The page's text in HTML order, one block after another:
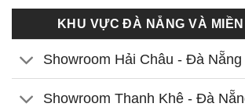
KHU VỰC ĐÀ NẴNG VÀ
Showroom Hải Châu - Đà Nẵng
Showroom Thanh Khê - Đà